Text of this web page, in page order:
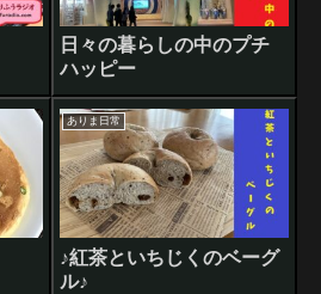
日々の暮らしの中のプチ
ハッピー
ありま日常
♪紅茶といちじくのベーグ
ル♪